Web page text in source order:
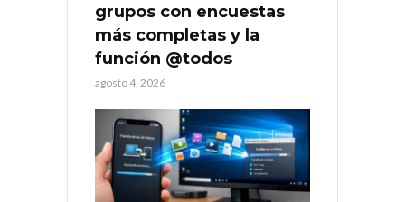
grupos con encuestas
más completas y la
función @todos
agosto 4, 2026